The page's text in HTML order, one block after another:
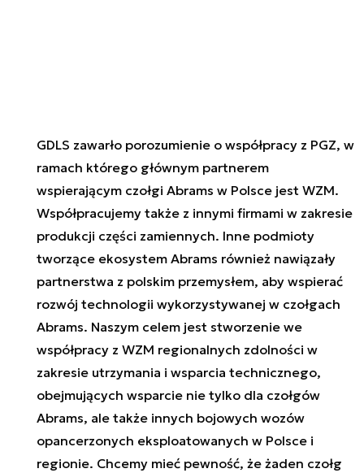
GDLS zawarło porozumienie o współpracy z PGZ, w
ramach którego głównym partnerem
wspierającym czołgi Abrams w Polsce jest WZM.
Współpracujemy także z innymi firmami w zakresie
produkcji części zamiennych. Inne podmioty
tworzące ekosystem Abrams również nawiązały
partnerstwa z polskim przemysłem, aby wspierać
rozwój technologii wykorzystywanej w czołgach
Abrams. Naszym celem jest stworzenie we
współpracy z WZM regionalnych zdolności w
zakresie utrzymania i wsparcia technicznego,
obejmujących wsparcie nie tylko dla czołgów
Abrams, ale także innych bojowych wozów
opancerzonych eksploatowanych w Polsce i
regionie. Chcemy mieć pewność, że żaden czołg